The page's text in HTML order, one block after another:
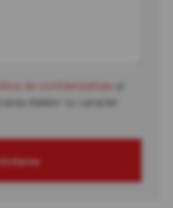
de confidențialitate
datelor cu caracter